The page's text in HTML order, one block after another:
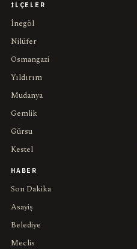
İLÇELER
İnegöl
Nilüfer
Osmangazi
Yıldırım
Mudanya
Gemlik
Gürsu
Kestel
HABER
Son Dakika
Asayiş
Belediye
Meclis